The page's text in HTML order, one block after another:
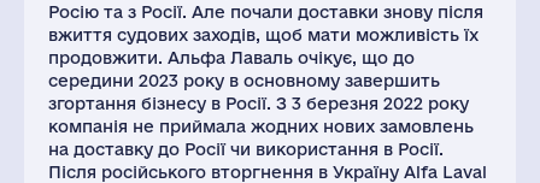
Росію та з Росії. Але почали доставки знову після
вжиття судових заходів, щоб мати можливість їх
продовжити. Альфа Лаваль очікує, що до
середини 2023 року в основному завершить
згортання бізнесу в Росії. З 3 березня 2022 року
компанія не приймала жодних нових замовлень
на доставку до Росії чи використання в Росії.
Після російського вторгнення в Україну Alfa Laval